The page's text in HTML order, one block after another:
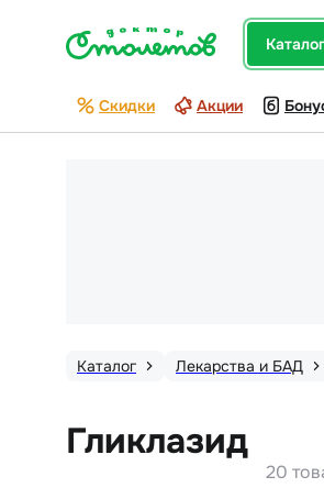
каталог
Скидки Акции
Каталог Лекарства и БАД
Гликлазид
20